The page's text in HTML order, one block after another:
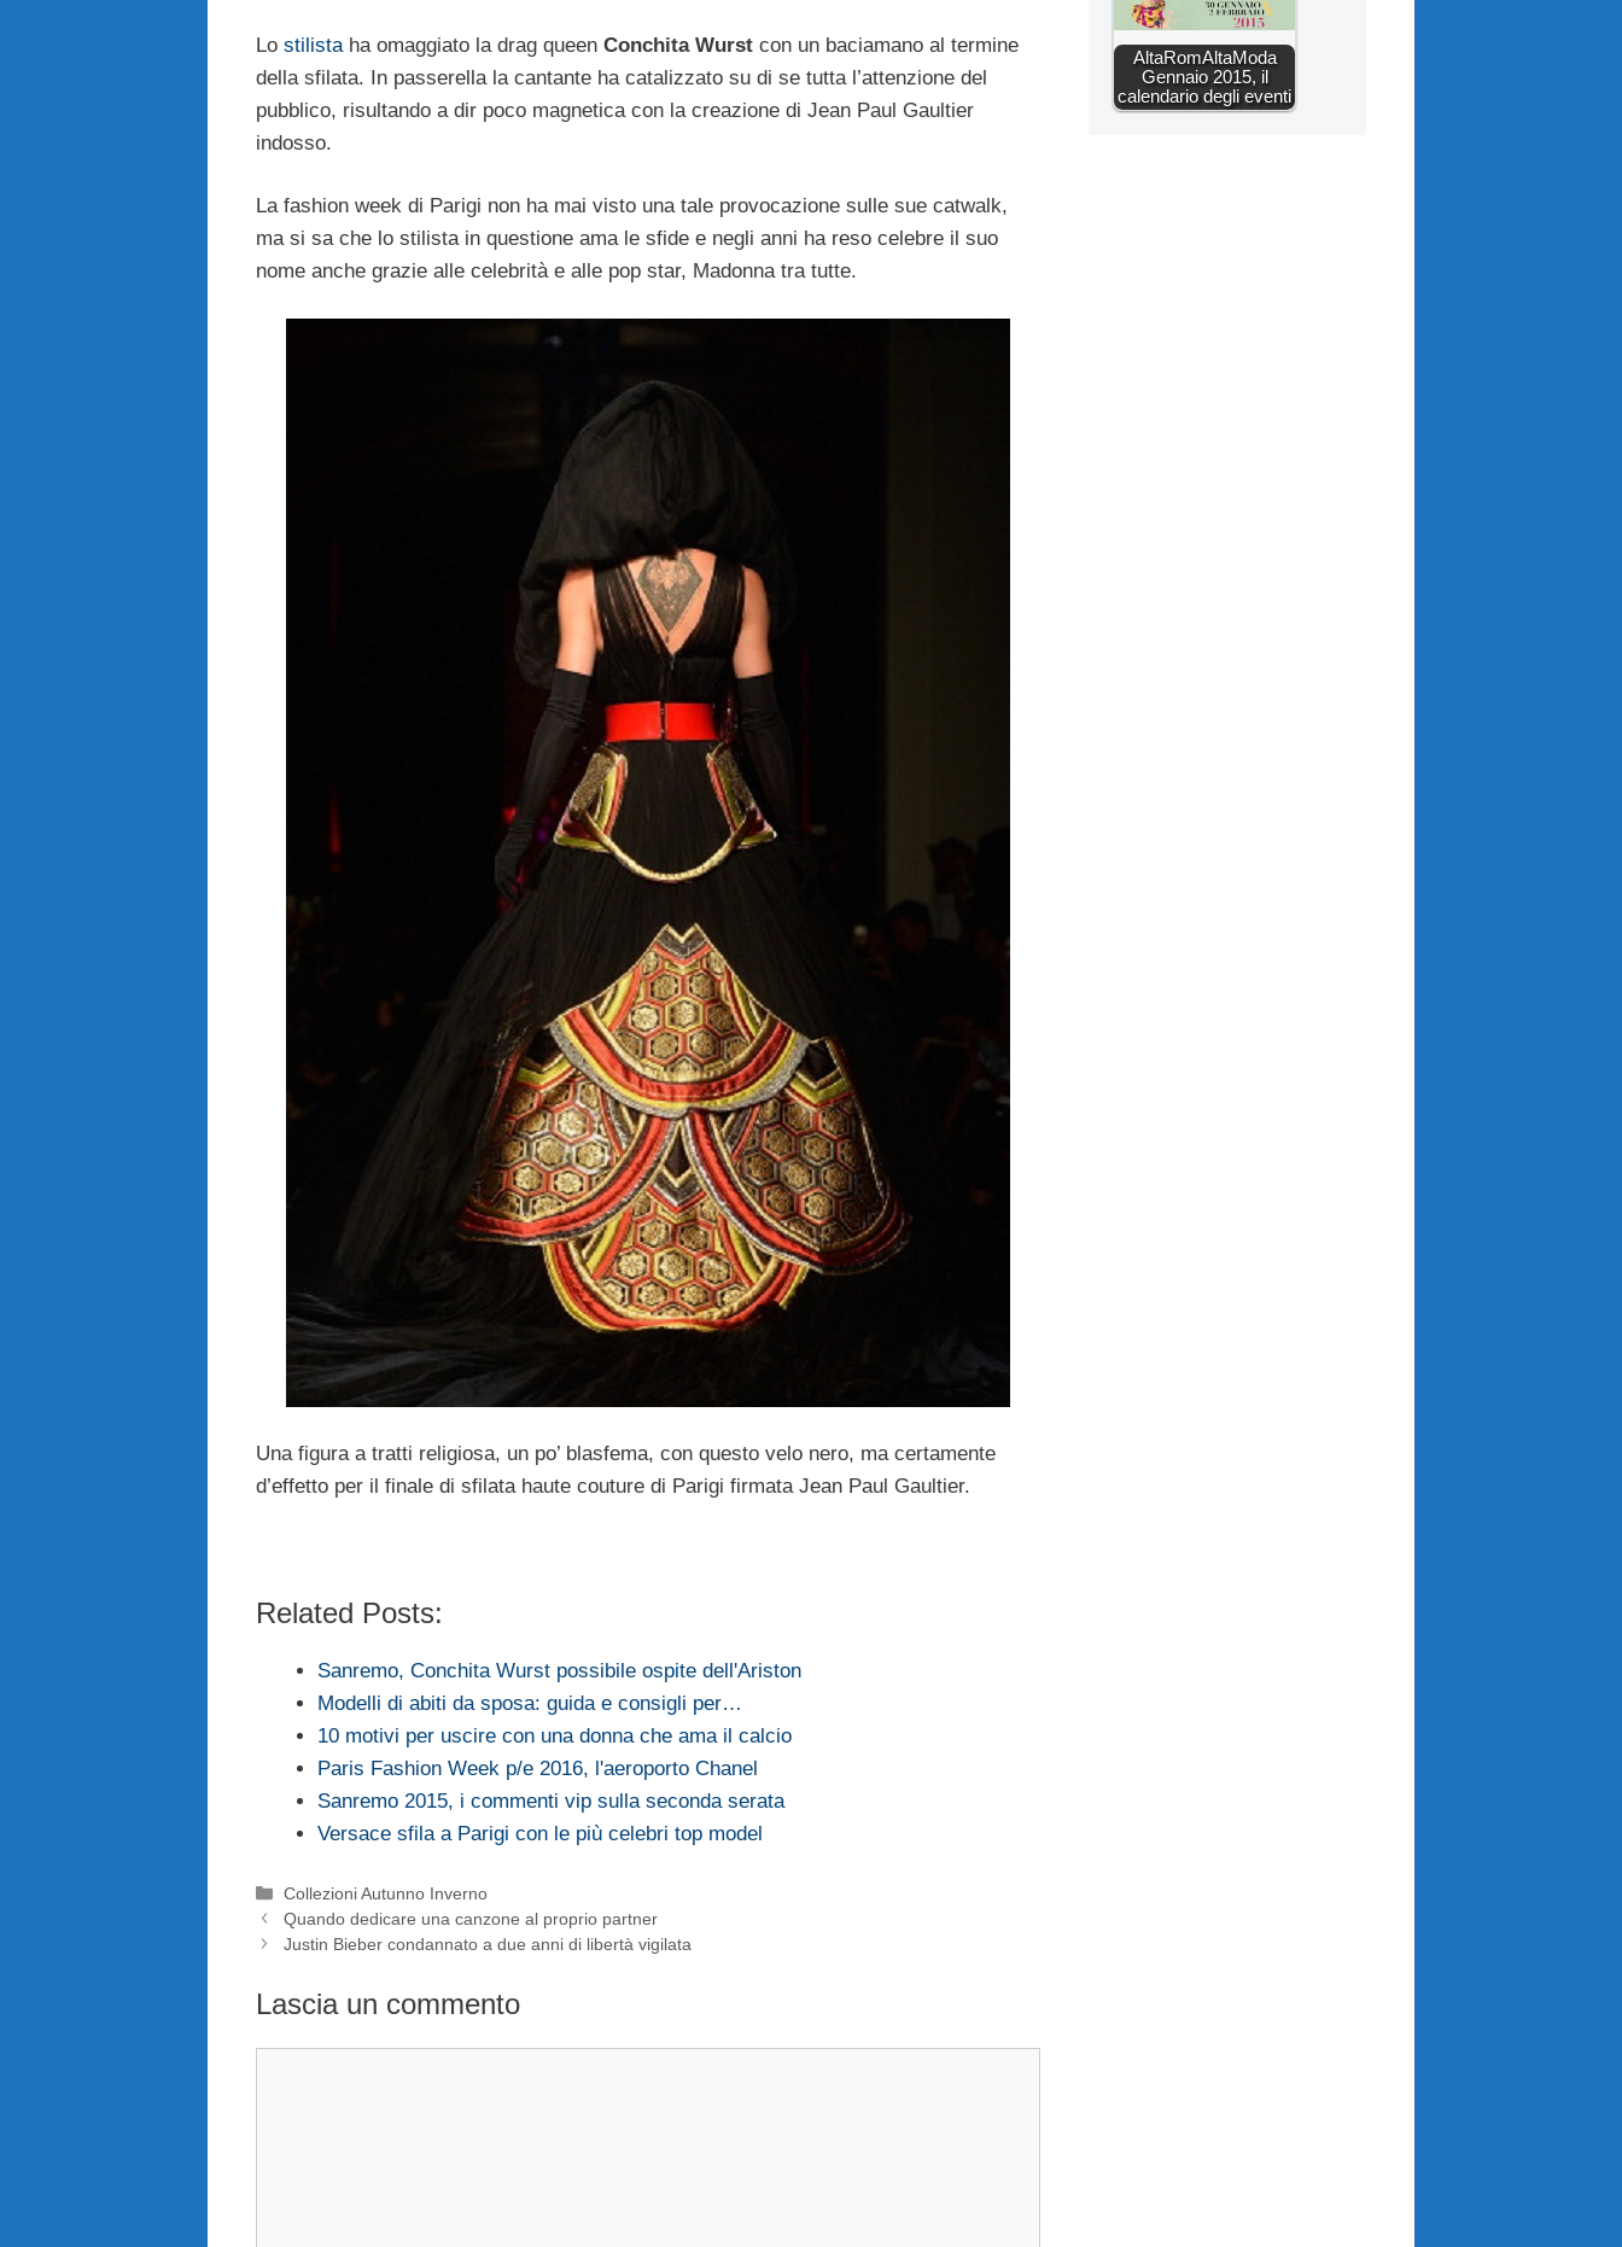
Lo stilista ha omaggiato la drag queen Conchita Wurst con un baciamano al termine
della sfilata. In passerella la cantante ha catalizzato su di se tutta l’attenzione del
pubblico, risultando a dir poco magnetica con la creazione di Jean Paul Gaultier
indosso.
La fashion week di Parigi non ha mai visto una tale provocazione sulle sue catwalk,
ma si sa che lo stilista in questione ama le sfide e negli anni ha reso celebre il suo
nome anche grazie alle celebrità e alle pop star, Madonna tra tutte.
Una figura a tratti religiosa, un po’ blasfema, con questo velo nero, ma certamente
d’effetto per il finale di sfilata haute couture di Parigi firmata Jean Paul Gaultier.
Related Posts:
Sanremo, Conchita Wurst possibile ospite dell'Ariston
Modelli di abiti da sposa: guida e consigli per…
10 motivi per uscire con una donna che ama il calcio
Paris Fashion Week p/e 2016, l'aeroporto Chanel
Sanremo 2015, i commenti vip sulla seconda serata
Versace sfila a Parigi con le più celebri top model
Categorie
Collezioni Autunno Inverno
Quando dedicare una canzone al proprio partner
Justin Bieber condannato a due anni di libertà vigilata
Lascia un commento
AltaRomAltaModa
Gennaio 2015, il
calendario degli eventi